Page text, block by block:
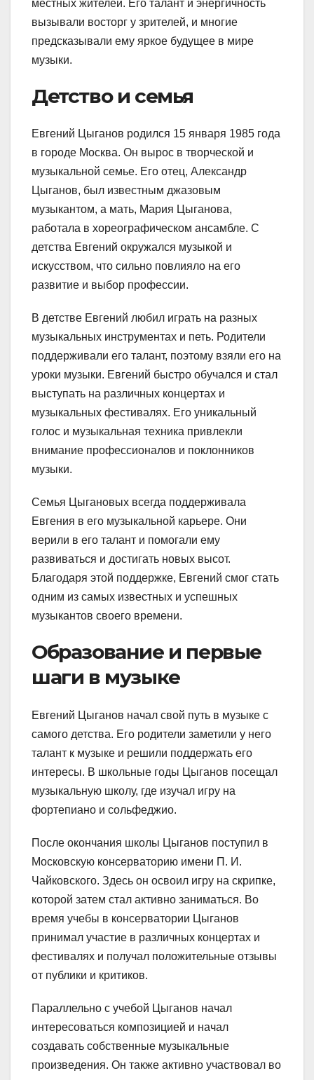
местных жителей. Его талант и энергичность
вызывали восторг у зрителей, и многие
предсказывали ему яркое будущее в мире
музыки.
Детство и семья
Евгений Цыганов родился 15 января 1985 года
в городе Москва. Он вырос в творческой и
музыкальной семье. Его отец, Александр
Цыганов, был известным джазовым
музыкантом, а мать, Мария Цыганова,
работала в хореографическом ансамбле. С
детства Евгений окружался музыкой и
искусством, что сильно повлияло на его
развитие и выбор профессии.
В детстве Евгений любил играть на разных
музыкальных инструментах и петь. Родители
поддерживали его талант, поэтому взяли его на
уроки музыки. Евгений быстро обучался и стал
выступать на различных концертах и
музыкальных фестивалях. Его уникальный
голос и музыкальная техника привлекли
внимание профессионалов и поклонников
музыки.
Семья Цыгановых всегда поддерживала
Евгения в его музыкальной карьере. Они
верили в его талант и помогали ему
развиваться и достигать новых высот.
Благодаря этой поддержке, Евгений смог стать
одним из самых известных и успешных
музыкантов своего времени.
Образование и первые
шаги в музыке
Евгений Цыганов начал свой путь в музыке с
самого детства. Его родители заметили у него
талант к музыке и решили поддержать его
интересы. В школьные годы Цыганов посещал
музыкальную школу, где изучал игру на
фортепиано и сольфеджио.
После окончания школы Цыганов поступил в
Московскую консерваторию имени П. И.
Чайковского. Здесь он освоил игру на скрипке,
которой затем стал активно заниматься. Во
время учебы в консерватории Цыганов
принимал участие в различных концертах и
фестивалях и получал положительные отзывы
от публики и критиков.
Параллельно с учебой Цыганов начал
интересоваться композицией и начал
создавать собственные музыкальные
произведения. Он также активно участвовал во